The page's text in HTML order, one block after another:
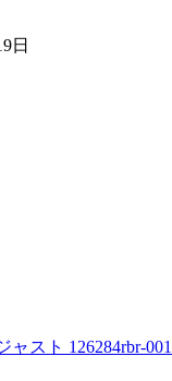
日
ャスト 126284rbr-